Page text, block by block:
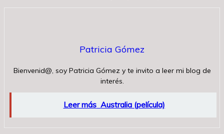
Patricia Gómez
Bienvenid@, soy Patricia Gómez y te invito a leer mi blog de
interés.
Leer más Australia (película)